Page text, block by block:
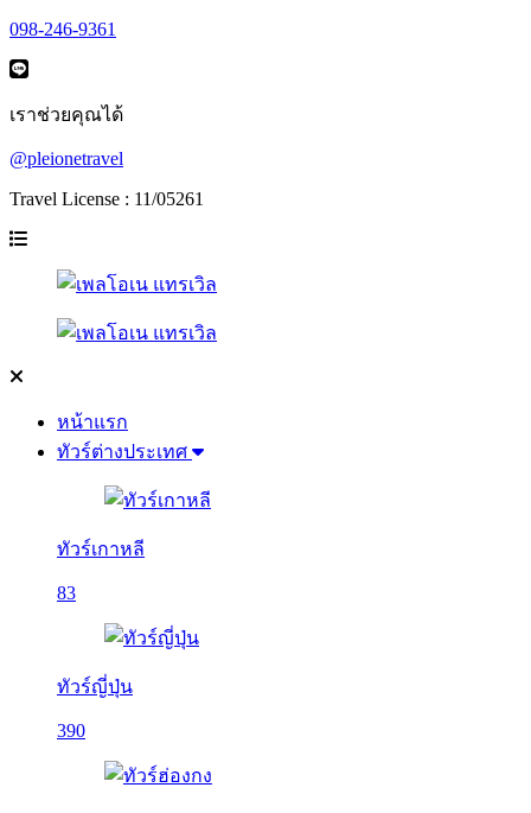
098-246-9361
เราช่วยคุณได้
@pleionetravel
Travel License : 11/05261
หน้าแรก
ทัวร์ต่างประเทศ
ทัวร์เกาหลี
83
ทัวร์ญี่ปุ่น
390